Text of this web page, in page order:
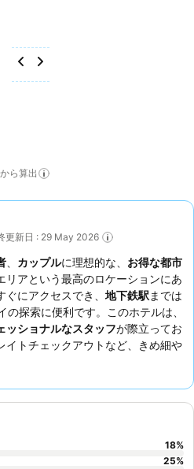
ら算出
更新日 : 29 May 2026
カップルに理想的な、 お得な都市
リアという最高のロケーションにあ
ぐにアクセスでき、 地下鉄駅 までは
探索に便利です。このホテルは、
ッショナルなスタッフが際立ってお
イトチェックアウトなど、きめ細や
快適なベッドがこのホテルの魅力
18%
25%